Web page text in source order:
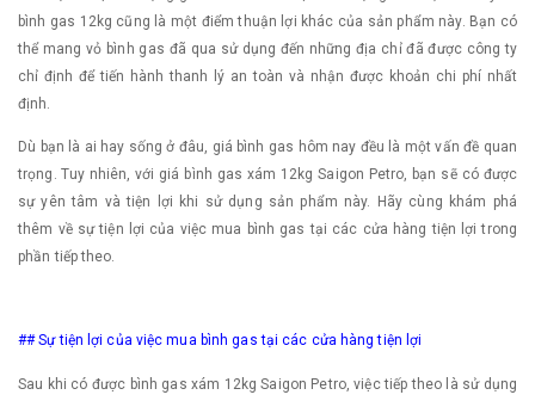
bình gas 12kg cũng là một điểm thuận lợi khác của sản phẩm này. Bạn có
thể mang vỏ bình gas đã qua sử dụng đến những địa chỉ đã được công ty
chỉ định để tiến hành thanh lý an toàn và nhận được khoản chi phí nhất
định.
Dù bạn là ai hay sống ở đâu, giá bình gas hôm nay đều là một vấn đề quan
trọng. Tuy nhiên, với giá bình gas xám 12kg Saigon Petro, bạn sẽ có được
sự yên tâm và tiện lợi khi sử dụng sản phẩm này. Hãy cùng khám phá
thêm về sự tiện lợi của việc mua bình gas tại các cửa hàng tiện lợi trong
phần tiếp theo.
## Sự tiện lợi của việc mua bình gas tại các cửa hàng tiện lợi
Sau khi có được bình gas xám 12kg Saigon Petro, việc tiếp theo là sử dụng